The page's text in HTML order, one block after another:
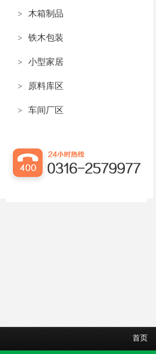
> 木箱制品
> 铁木包装
> 小型家居
> 原料库区
> 车间厂区
首页